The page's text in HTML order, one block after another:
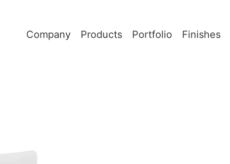
Company Products Portfolio Finishes